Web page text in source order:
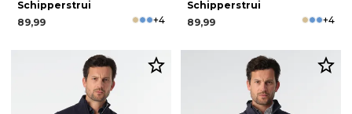
Schipperstrui
89,99
+4
Schipperstrui
89,99
+4